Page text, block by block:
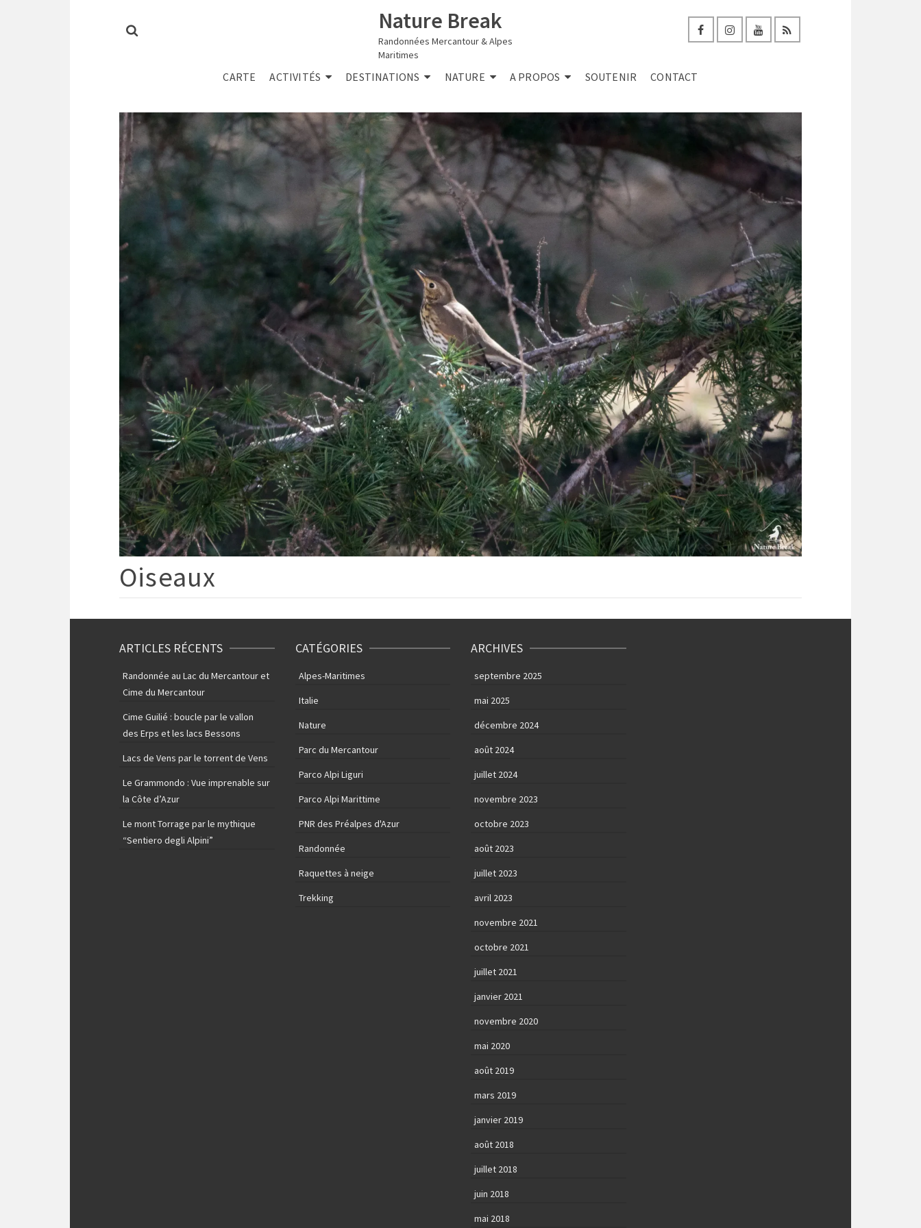
Nature Break
Randonnées Mercantour & Alpes
Maritimes
CARTE ACTIVITÉS DESTINATIONS NATURE A PROPOS SOUTENIR CONTACT
Oiseaux
ARTICLES RÉCENTS
Randonnée au Lac du Mercantour et
Cime du Mercantour
Cime Guilié : boucle par le vallon
des Erps et les lacs Bessons
Lacs de Vens par le torrent de Vens
Le Grammondo : Vue imprenable sur
la Côte d’Azur
Le mont Torrage par le mythique
“Sentiero degli Alpini”
CATÉGORIES
Alpes-Maritimes
Italie
Nature
Parc du Mercantour
Parco Alpi Liguri
Parco Alpi Marittime
PNR des Préalpes d'Azur
Randonnée
Raquettes à neige
Trekking
ARCHIVES
septembre 2025
mai 2025
décembre 2024
août 2024
juillet 2024
novembre 2023
octobre 2023
août 2023
juillet 2023
avril 2023
novembre 2021
octobre 2021
juillet 2021
janvier 2021
novembre 2020
mai 2020
août 2019
mars 2019
janvier 2019
août 2018
juillet 2018
juin 2018
mai 2018